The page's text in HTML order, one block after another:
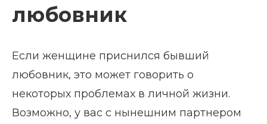
любовник
Если женщине приснился бывший
любовник, это может говорить о
некоторых проблемах в личной жизни.
Возможно, у вас с нынешним партнером